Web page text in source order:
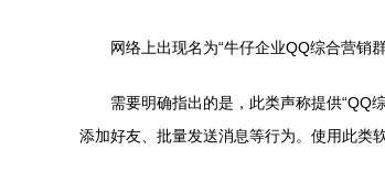
网络上出现名为“牛仔企业QQ综合营销
需要明确指出的是，此类声称提供“QQ
添加好友、批量发送消息等行为。使用此类